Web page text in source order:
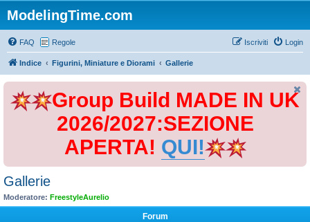
ModelingTime.com
FAQ Regole Login
Iscriviti
Indice Figurini, Miniature e Diorami Gallerie
Group Build MADE IN UK
2026/2027:SEZIONE
APERTA! QUI!
Gallerie
Moderatore: FreestyleAurelio
Forum